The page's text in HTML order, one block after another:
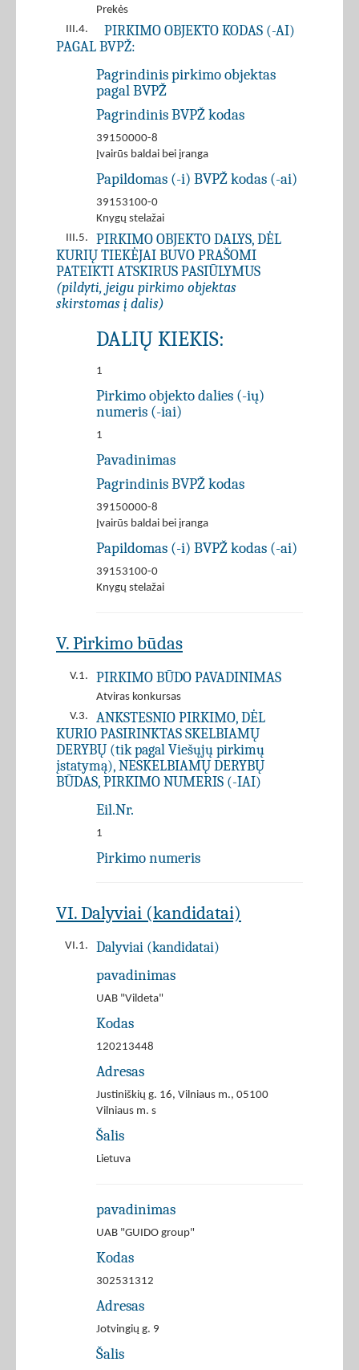
Prekės
III.4.
PIRKIMO OBJEKTO KODAS (-AI)
PAGAL BVPŽ:
Pagrindinis pirkimo objektas
pagal BVPŽ
Pagrindinis BVPŽ kodas
39150000-8
Įvairūs baldai bei įranga
Papildomas (-i) BVPŽ kodas (-ai)
39153100-0
Knygų stelažai
III.5.
PIRKIMO OBJEKTO DALYS, DĖL
KURIŲ TIEKĖJAI BUVO PRAŠOMI
PATEIKTI ATSKIRUS PASIŪLYMUS
(pildyti, jeigu pirkimo objektas
skirstomas į dalis)
DALIŲ KIEKIS:
1
Pirkimo objekto dalies (-ių)
numeris (-iai)
1
Pavadinimas
Pagrindinis BVPŽ kodas
39150000-8
Įvairūs baldai bei įranga
Papildomas (-i) BVPŽ kodas (-ai)
39153100-0
Knygų stelažai
V. Pirkimo būdas
V.1. PIRKIMO BŪDO PAVADINIMAS
Atviras konkursas
V.3.
ANKSTESNIO PIRKIMO, DĖL
KURIO PASIRINKTAS SKELBIAMŲ
DERYBŲ (tik pagal Viešųjų pirkimų
įstatymą), NESKELBIAMŲ DERYBŲ
BŪDAS, PIRKIMO NUMERIS (-IAI)
Eil.Nr.
1
Pirkimo numeris
VI. Dalyviai (kandidatai)
VI.1. Dalyviai (kandidatai)
pavadinimas
UAB "Vildeta"
Kodas
120213448
Adresas
Justiniškių g. 16, Vilniaus m., 05100
Vilniaus m. s
Šalis
Lietuva
pavadinimas
UAB "GUIDO group"
Kodas
302531312
Adresas
Jotvingių g. 9
Šalis